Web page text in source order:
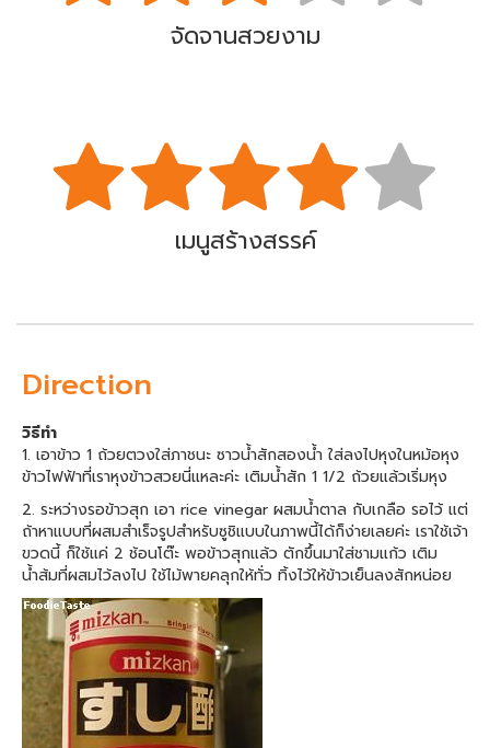
จัดจานสวยงาม
เมนูสร้างสรรค์
Direction
วิธีทำ
1. เอาข้าว 1 ถ้วยตวงใส่ภาชนะ ซาวน้ำสักสองน้ำ ใส่ลงไปหุงในหม้อหุง
ข้าวไฟฟ้าที่เราหุงข้าวสวยนี่แหละค่ะ เติมน้ำสัก 1 1/2 ถ้วยแล้วเริ่มหุง
2. ระหว่างรอข้าวสุก เอา rice vinegar ผสมน้ำตาล กับเกลือ รอไว้ แต่
ถ้าหาแบบที่ผสมสำเร็จรูปสำหรับซูชิแบบในภาพนี้ได้ก็ง่ายเลยค่ะ เราใช้เจ้า
ขวดนี้ ก็ใช้แค่ 2 ช้อนโต๊ะ พอข้าวสุกแล้ว ตักขึ้นมาใส่ชามแก้ว เติม
น้ำส้มที่ผสมไว้ลงไป ใช้ไม้พายคลุกให้ทั่ว ทิ้งไว้ให้ข้าวเย็นลงสักหน่อย